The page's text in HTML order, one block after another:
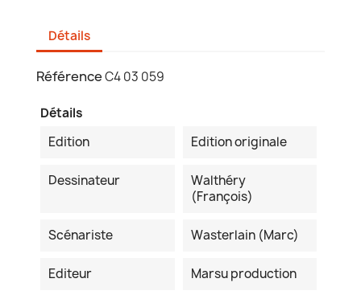
Détails
RéférenceC4 03 059
Détails
Edition
Edition originale
Dessinateur
Walthéry
(François)
Scénariste Wasterlain (Marc)
Editeur Marsu production